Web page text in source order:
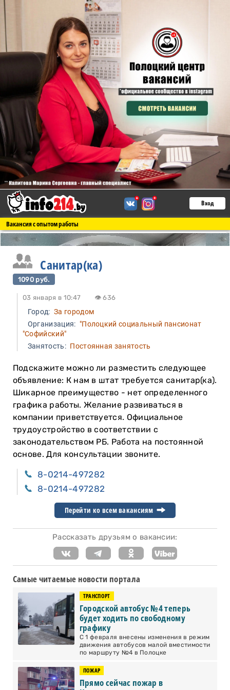
Вход
Вакансия с опытом работы
Санитар(ка)
1090 руб.
03 января в 10:47 👁 636
Город: За городом
Организация: "Полоцкий социальный пансионат
"Софийский"
Занятость:Постоянная занятость
Подскажите можно ли разместить следующее
объявление: К нам в штат требуется санитар(ка).
Шикарное преимущество - нет определенного
графика работы. Желание развиваться в
компании приветствуется. Официальное
трудоустройство в соответствии с
законодательством РБ. Работа на постоянной
основе. Для консультации звоните.
8-0214-497282
8-0214-497282
Перейти ко всем вакансиям
Рассказать друзьям о вакансии:
Самые читаемые новости портала
ТРАНСПОРТ
Городской автобус №4 теперь
будет ходить по свободному
графику
С 1 февраля внесены изменения в режим
движения автобусов малой вместимости
по маршруту №4 в Полоцке
ПОЖАР
Прямо сейчас пожар в